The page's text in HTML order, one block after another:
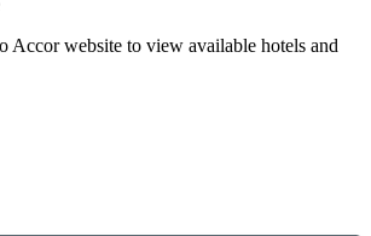
Accor website to view available hotels and